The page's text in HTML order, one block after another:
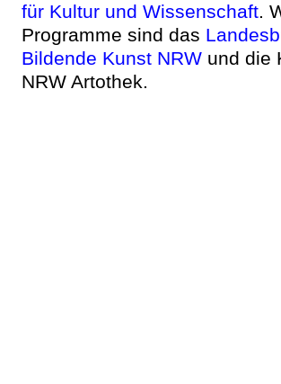
für Kultur und Wissenschaft.
Programme sind das
Bildende Kunst NRW und die
NRW Artothek.